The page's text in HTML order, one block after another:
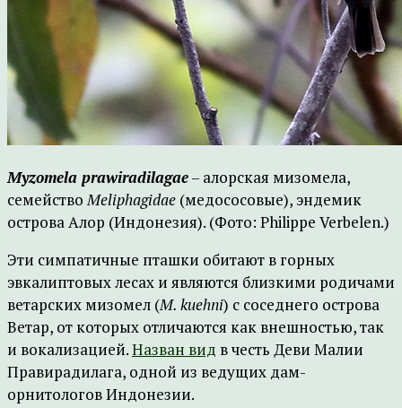
Myzomela prawiradilagae– алорская мизомела,
семействоMeliphagidae (медососовые), эндемик
острова Алор (Индонезия). (Фото: Philippe Verbelen.)
Эти симпатичные пташки обитают в горных
эвкалиптовых лесах и являются близкими родичами
ветарских мизомел (M. kuehni) с соседнего острова
Ветар, от которых отличаются как внешностью, так
и вокализацией.Назван вид в честь Деви Малии
Правирадилага, одной из ведущих дам-
орнитологов Индонезии.